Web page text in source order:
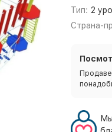
Тип: 2
Страна-